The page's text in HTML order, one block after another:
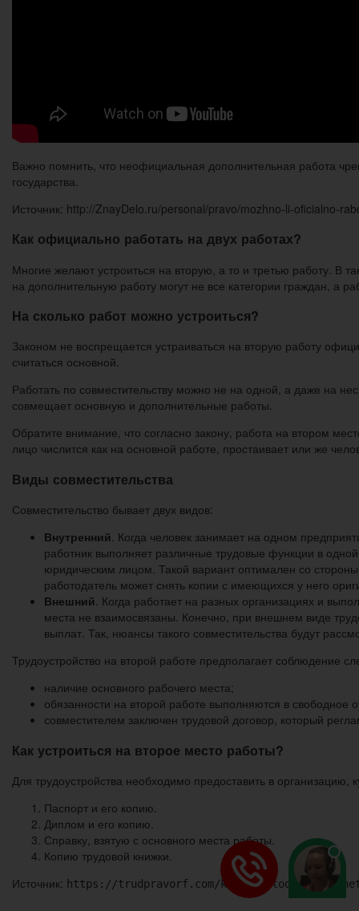
Важно помнить, что неофициальная дополнительная работа
государства.
Источник: http://ZnayDelo.ru/personal/pravo/mozhno-li-oficialno-
Как официально работать на двух работах?
Многие желают устроиться на вторую, а то и третью работу. В
на дополнительную работу могут не все категории граждан, а
На сколько работ можно устроиться?
Законом не воспрещается устраиваться на вторую работу
считаться основной.
Работать по совместительству можно не на одной, а даже на
совмещает основную и дополнительные работы.
Обратите внимание, что согласно закону, работа на втором
лицо числится как на основной работе, простаивает или же
Виды совместительства
Совместительство бывает двух видов:
Внутренний. Когда человек занимает на одном
работник выполняет различные трудовые функции в
юридическим лицом. Такой вариант оптимален со
работодатель может снять копии с имеющихся у него
Внешний. Когда работает на разных организациях и
места не взаимосвязаны. Конечно, при внешнем виде
выплат. Так, нюансы такого совместительства будут
Трудоустройство на второй работе предполагает соблюдение
наличие основного рабочего места;
обязанности на второй работе выполняются в свободное
совместителем заключен трудовой договор, который
Как устроиться на второе место работы?
Для трудоустройства необходимо предоставить в
Паспорт и его копию.
Диплом и его копию.
Справку, взятую с основного места работы.
Копию трудовой книжки.
Источник: https://trudpravorf.com/kak-rabotodatel-